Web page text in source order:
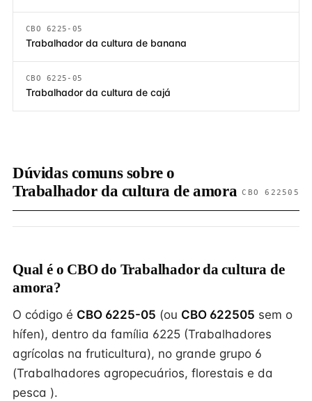
CBO 6225-05
Trabalhador da cultura de banana
CBO 6225-05
Trabalhador da cultura de cajá
Dúvidas comuns sobre o
Trabalhador da cultura de amora
CBO 622505
Qual é o CBO do Trabalhador da cultura de
amora?
O código é CBO 6225-05 (ou CBO 622505 sem o
hífen), dentro da família 6225 (Trabalhadores
agrícolas na fruticultura), no grande grupo 6
(Trabalhadores agropecuários, florestais e da
pesca ).